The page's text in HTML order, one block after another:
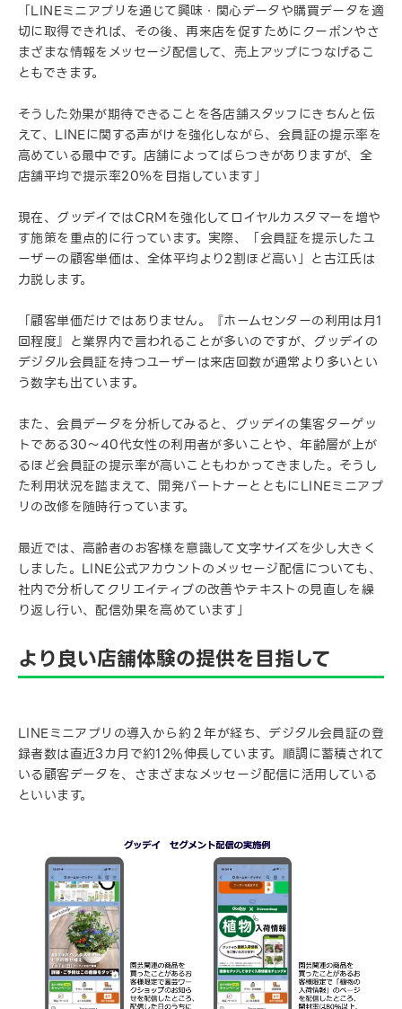
「LINEミニアプリを通じて興味・関心データや購買データを適
切に取得できれば、その後、再来店を促すためにクーポンやさ
まざまな情報をメッセージ配信して、売上アップにつなげるこ
ともできます。
そうした効果が期待できることを各店舗スタッフにきちんと伝
えて、LINEに関する声がけを強化しながら、会員証の提示率を
高めている最中です。店舗によってばらつきがありますが、全
店舗平均で提示率20％を目指しています」
現在、グッデイではCRMを強化してロイヤルカスタマーを増や
す施策を重点的に行っています。実際、「会員証を提示したユ
ーザーの顧客単価は、全体平均より2割ほど高い」と古江氏は
力説します。
「顧客単価だけではありません。『ホームセンターの利用は月1
回程度』と業界内で言われることが多いのですが、グッデイの
デジタル会員証を持つユーザーは来店回数が通常より多いとい
う数字も出ています。
また、会員データを分析してみると、グッデイの集客ターゲッ
トである30～40代女性の利用者が多いことや、年齢層が上が
るほど会員証の提示率が高いこともわかってきました。そうし
た利用状況を踏まえて、開発パートナーとともにLINEミニアプ
リの改修を随時行っています。
最近では、高齢者のお客様を意識して文字サイズを少し大きく
しました。LINE公式アカウントのメッセージ配信についても、
社内で分析してクリエイティブの改善やテキストの見直しを繰
り返し行い、配信効果を高めています」
より良い店舗体験の提供を目指して
LINEミニアプリの導入から約２年が経ち、デジタル会員証の登
録者数は直近3カ月で約12%伸長しています。順調に蓄積されて
いる顧客データを、さまざまなメッセージ配信に活用している
といいます。